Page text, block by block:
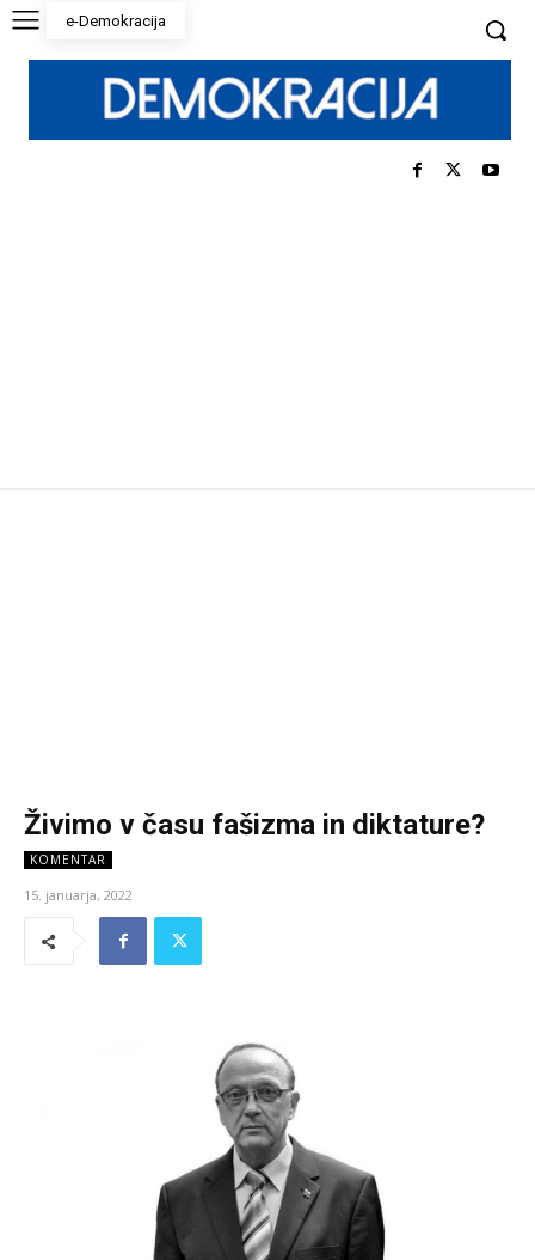
e-Demokracija
Živimo v času fašizma in diktature?
KOMENTAR
15. januarja, 2022